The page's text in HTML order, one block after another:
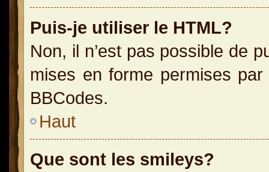
Puis-je utiliser le HTML?
Non, il n’est pas possible de
mises en forme permises
BBCodes.
Haut
Que sont les smileys?